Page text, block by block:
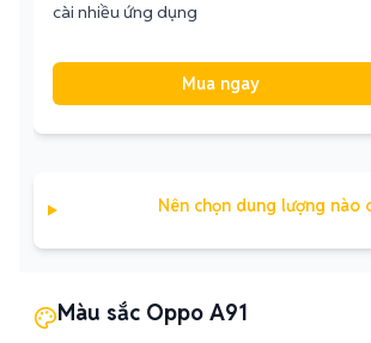
cài nhiều ứng dụng
Mua ngay
Nên chọn dung lượng nào
Màu sắc Oppo A91